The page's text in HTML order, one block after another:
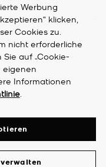
Werbung
klicken,
Cookies zu.
nicht erforderliche
auf „Cookie-
eigenen
Informationen
.